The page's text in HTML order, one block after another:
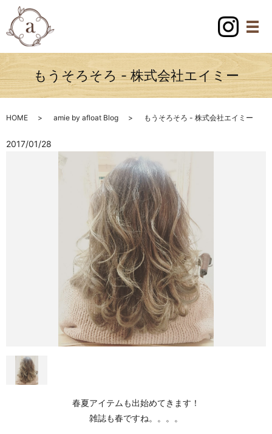
もうそろそろ - 株式会社エイミー
HOME amie by afloat Blog もうそろそろ - 株式会社エイミー
2017/01/28
春夏アイテムも出始めてきます！
雑誌も春ですね。。。。